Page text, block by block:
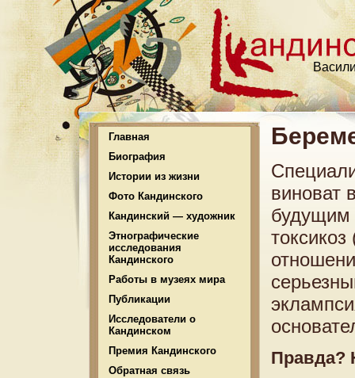
Главная
Биография
Истории из жизни
Фото Кандинского
Кандинский — художник
Этнографические
исследования
Кандинского
Работы в музеях мира
Публикации
Исследователи о
Кандинском
Премия Кандинского
Обратная связь
виноват
будущим
Правда?